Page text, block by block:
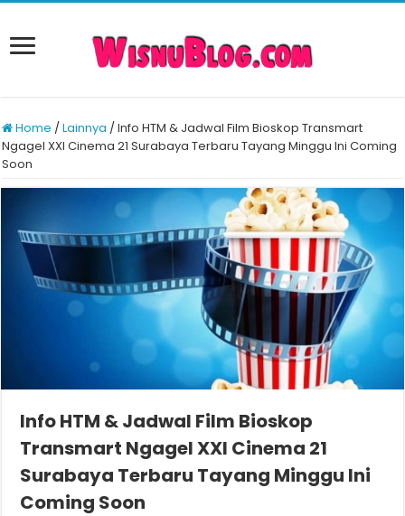
Home /Lainnya /Info HTM & Jadwal Film Bioskop Transmart
Ngagel XXI Cinema 21 Surabaya Terbaru Tayang Minggu Ini Coming
Soon
Info HTM & Jadwal Film Bioskop
Transmart Ngagel XXI Cinema 21
Surabaya Terbaru Tayang Minggu Ini
Coming Soon